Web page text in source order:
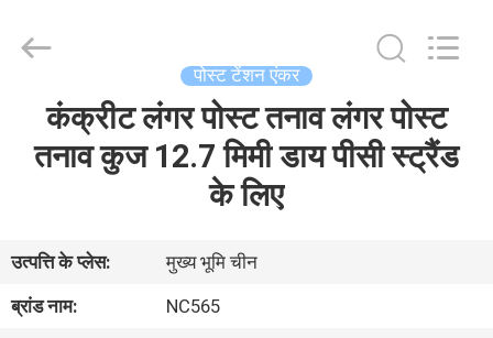
वीडियो
Foundry
CO.,LTD.
पोस्ट टेंशन एंकर
कंक्रीट लंगर पोस्ट तनाव लंगर पोस्ट
तनाव कुज 12.7 मिमी डाय पीसी स्ट्रैंड
के लिए
उत्पत्ति के प्लेस:
मुख्य भूमि चीन
ब्रांड नाम:
NC565